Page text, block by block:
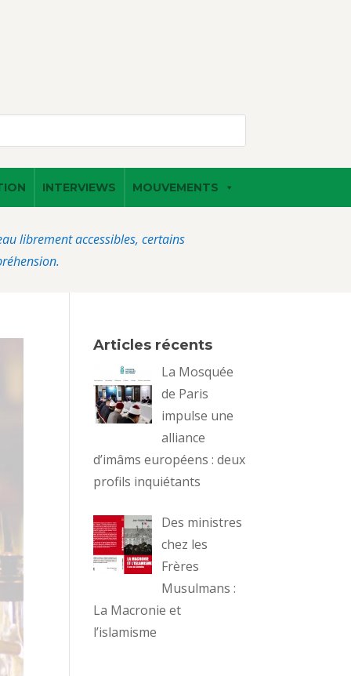
INTERVIEWS MOUVEMENTS
librement accessibles, certains
Articles récents
La Mosquée
de Paris
impulse une
alliance
d’imâms européens : deux
profils inquiétants
Des ministres
chez les
Frères
Musulmans :
La Macronie et
l’islamisme